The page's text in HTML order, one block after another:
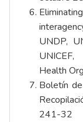
UNDP,
Health
Boletín
241-32